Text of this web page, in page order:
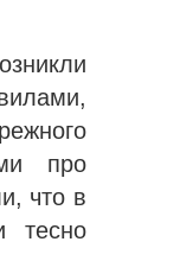
про
что в
тесно